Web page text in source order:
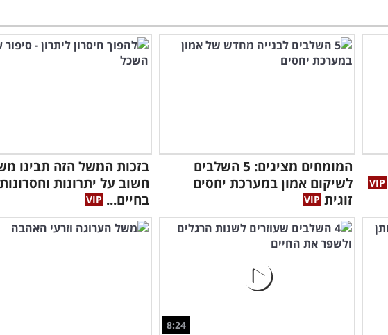
המומחים מציגים: 5 השלבים
לשיקום אמון במערכת יחסים
זוגית
בזכות המשל הזה תבינו
חשוב על יתרונות וחסרונות
בחיים...
8:24